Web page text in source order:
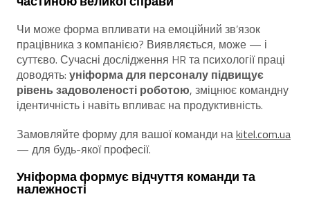
Чи може форма впливати на емоційний зв’язок
працівника з компанією? Виявляється, може — і
суттєво. Сучасні дослідження HR та психології праці
доводять: уніформа для персоналу підвищує
рівень задоволеності роботою, зміцнює командну
ідентичність і навіть впливає на продуктивність.
Замовляйте форму для вашої команди наkitel.com.ua
— для будь-якої професії.
Уніформа формує відчуття команди та
належності